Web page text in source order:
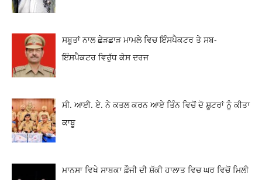
ਸਬੂਤਾਂ ਨਾਲ ਛੇੜਛਾੜ ਮਾਮਲੇ ਵਿਚ ਇੰਸਪੈਕਟਰ ਤੇ ਸਬ-
ਇੰਸਪੈਕਟਰ ਵਿਰੁੱਧ ਕੇਸ ਦਰਜ
ਸੀ. ਆਈ. ਏ. ਨੇ ਕਤਲ ਕਰਨ ਆਏ ਤਿੰਨ ਵਿਚੋਂ ਦੋ ਸ਼ੂਟਰਾਂ ਨੂੰ ਕੀਤਾ
ਕਾਬੂ
ਮਾਨਸਾ ਵਿਖੇ ਸਾਬਕਾ ਫ਼ੌਜੀ ਦੀ ਸ਼ੱਕੀ ਹਾਲਾਤ ਵਿਚ ਘਰ ਵਿਚੋਂ ਮਿਲੀ